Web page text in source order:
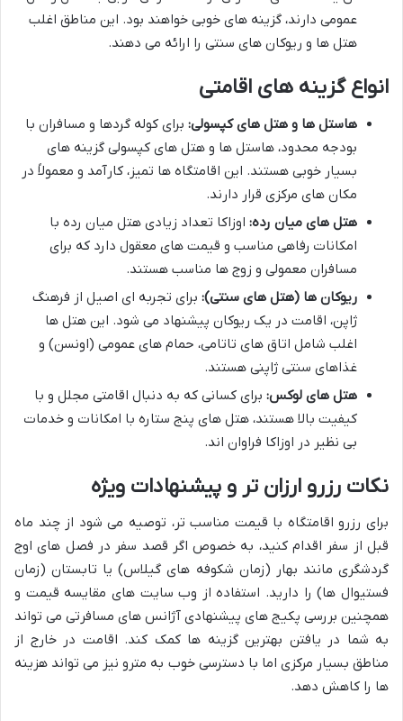
عمومی دارند، گزینه های خوبی خواهند بود. این مناطق اغلب
هتل ها و ریوکان های سنتی را ارائه می دهند.
انواع گزینه های اقامتی
هاستل ها و هتل های کپسولی: برای کوله گردها و مسافران با
بودجه محدود، هاستل ها و هتل های کپسولی گزینه های
بسیار خوبی هستند. این اقامتگاه ها تمیز، کارآمد و معمولاً در
مکان های مرکزی قرار دارند.
هتل های میان رده: اوزاکا تعداد زیادی هتل میان رده با
امکانات رفاهی مناسب و قیمت های معقول دارد که برای
مسافران معمولی و زوج ها مناسب هستند.
ریوکان ها (هتل های سنتی): برای تجربه ای اصیل از فرهنگ
ژاپن، اقامت در یک ریوکان پیشنهاد می شود. این هتل ها
اغلب شامل اتاق های تاتامی، حمام های عمومی (اونسن) و
غذاهای سنتی ژاپنی هستند.
هتل های لوکس: برای کسانی که به دنبال اقامتی مجلل و با
کیفیت بالا هستند، هتل های پنج ستاره با امکانات و خدمات
بی نظیر در اوزاکا فراوان اند.
نکات رزرو ارزان تر و پیشنهادات ویژه
برای رزرو اقامتگاه با قیمت مناسب تر، توصیه می شود از چند ماه
قبل از سفر اقدام کنید، به خصوص اگر قصد سفر در فصل های اوج
گردشگری مانند بهار (زمان شکوفه های گیلاس) یا تابستان (زمان
فستیوال ها) را دارید. استفاده از وب سایت های مقایسه قیمت و
همچنین بررسی پکیج های پیشنهادی آژانس های مسافرتی می تواند
به شما در یافتن بهترین گزینه ها کمک کند. اقامت در خارج از
مناطق بسیار مرکزی اما با دسترسی خوب به مترو نیز می تواند هزینه
ها را کاهش دهد.